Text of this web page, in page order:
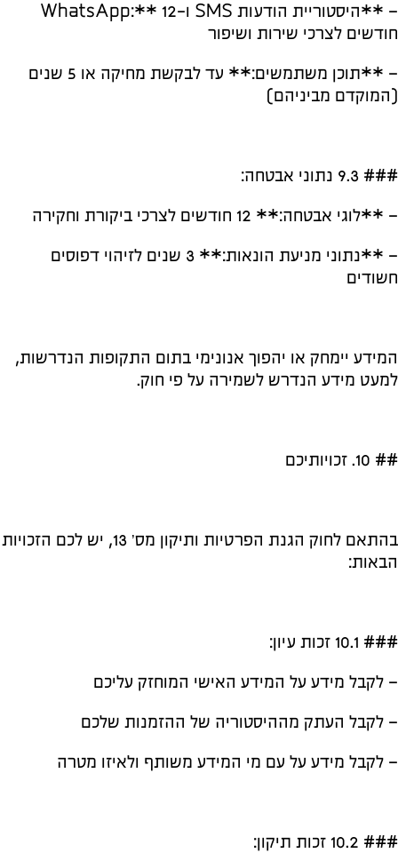
– **היסטוריית הודעות SMS ו-WhatsApp:** 12
חודשים לצרכי שירות ושיפור
– **תוכן משתמשים:** עד לבקשת מחיקה או 5 שנים
(המוקדם מביניהם)
### 9.3 נתוני אבטחה:
– **לוגי אבטחה:** 12 חודשים לצרכי ביקורת וחקירה
– **נתוני מניעת הונאות:** 3 שנים לזיהוי דפוסים
חשודים
המידע יימחק או יהפוך אנונימי בתום התקופות הנדרשות,
למעט מידע הנדרש לשמירה על פי חוק.
## 10. זכויותיכם
בהתאם לחוק הגנת הפרטיות ותיקון מס’ 13, יש לכם הזכויות
הבאות:
### 10.1 זכות עיון:
– לקבל מידע על המידע האישי המוחזק עליכם
– לקבל העתק מההיסטוריה של ההזמנות שלכם
– לקבל מידע על עם מי המידע משותף ולאיזו מטרה
### 10.2 זכות תיקון: